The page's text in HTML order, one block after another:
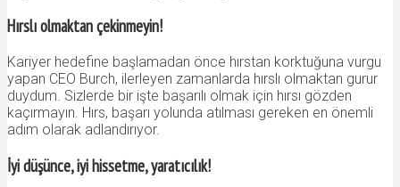
Hırslı olmaktan çekinmeyin!
Kariyer hedefine başlamadan önce hırstan korktuğuna vurgu
yapan CEO Burch, ilerleyen zamanlarda hırslı olmaktan gurur
duydum. Sizlerde bir işte başarılı olmak için hırsı gözden
kaçırmayın. Hırs, başarı yolunda atılması gereken en önemli
adım olarak adlandırıyor.
İyi düşünce, iyi hissetme, yaratıcılık!